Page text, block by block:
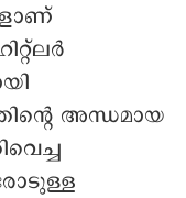
അന്ധമായ